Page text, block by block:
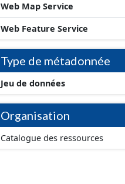
Web Map Service
Web Feature Service
Type de métadonnée
Jeu de données
Organisation
Catalogue des ressources